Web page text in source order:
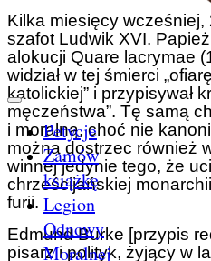
Petycje
Zamów
książkę
Legion
Odnowy
Moralnej
Kilka miesięcy wcześniej,
szafot Ludwik XVI.
alokucji Quare lacrymae
widział w tej śmierci
katolickiej” i przypisywał
męczeństwa”. Tę samą
i moralną, choć nie
można dostrzec również
winnej jedynie tego, że
chrześcijańskiej
furii.
Edmund Burke [przypis
pisarz i polityk, żyjący w